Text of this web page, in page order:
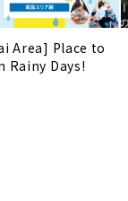
Area] Place to
Rainy Days!